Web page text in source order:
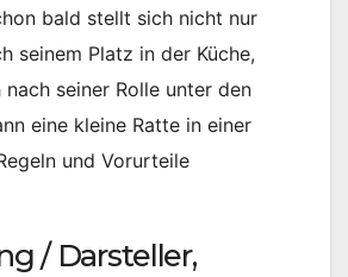
bald stellt sich nicht nur
seinem Platz in der Küche,
nach seiner Rolle unter den
eine kleine Ratte in einer
und Vorurteile
/ Darsteller,